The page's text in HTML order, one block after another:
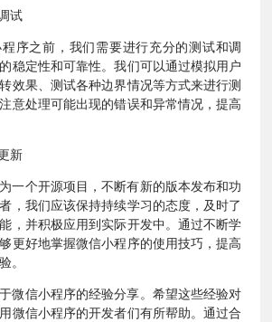
试
序之前，我们需要进行充分的测试和调
稳定性和可靠性。我们可以通过模拟用户
效果、测试各种边界情况等方式来进行测
意处理可能出现的错误和异常情况，提高
新
一个开源项目，不断有新的版本发布和功
，我们应该保持持续学习的态度，及时了
，并积极应用到实际开发中。通过不断学
更好地掌握微信小程序的使用技巧，提高
。
微信小程序的经验分享。希望这些经验对
微信小程序的开发者们有所帮助。通过合